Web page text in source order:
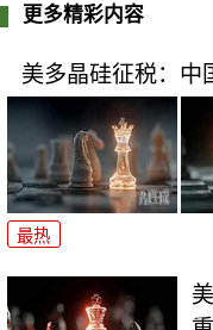
更多精彩内容
美多晶硅征税：中
最热